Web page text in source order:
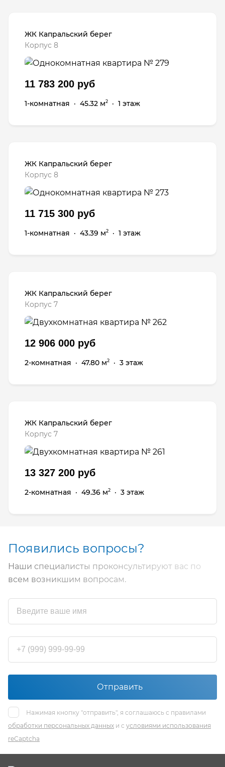
ЖК Капральский берег
Корпус 8
11 783 200 руб
1-комнатная · 45.32 м2 · 1 этаж
ЖК Капральский берег
Корпус 8
11 715 300 руб
1-комнатная · 43.39 м2 · 1 этаж
ЖК Капральский берег
Корпус 7
12 906 000 руб
2-комнатная · 47.80 м2 · 3 этаж
ЖК Капральский берег
Корпус 7
13 327 200 руб
2-комнатная · 49.36 м2 · 3 этаж
Появились вопросы?
Наши специалисты проконсультируют вас по
всем возникшим вопросам.
Отправить
Нажимая кнопку "отправить", я соглашаюсь с правилами
обработки персональных данных и с условиями использования
reCaptcha